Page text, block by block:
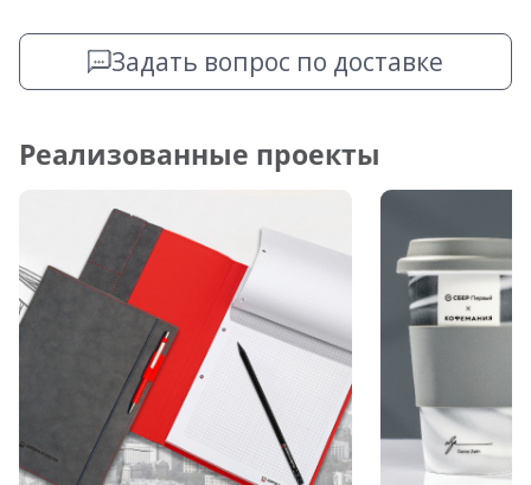
Задать вопрос по доставке
Реализованные проекты